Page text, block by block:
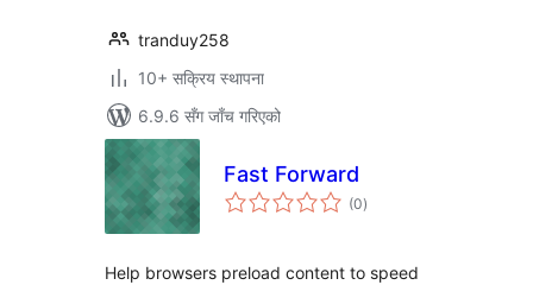
tranduy258
10+ सक्रिय स्थापना
6.9.6 सँग जाँच गरिएको
Fast Forward
(0कुल
रेटिङ्गहरू
)
Help browsers preload content to speed